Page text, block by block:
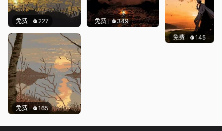
免费 227 免费 349
免费 165
免费 145渔小小